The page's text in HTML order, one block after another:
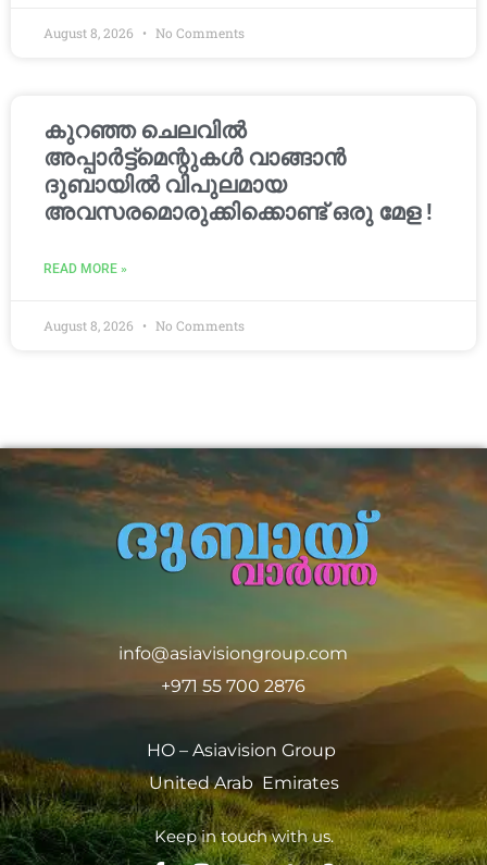
August 8, 2026 No Comments
കുറഞ്ഞ ചെലവിൽ
അപ്പാർട്ട്മെന്റുകൾ വാങ്ങാൻ
ദുബായിൽ വിപുലമായ
അവസരമൊരുക്കിക്കൊണ്ട് ഒരു മേള !
READ MORE »
August 8, 2026 No Comments
info@asiavisiongroup.com
+971 55 700 2876
HO – Asiavision Group
United Arab Emirates
Keep in touch with us.